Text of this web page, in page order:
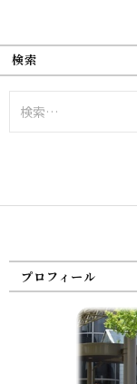
検索
索:
プロフィール